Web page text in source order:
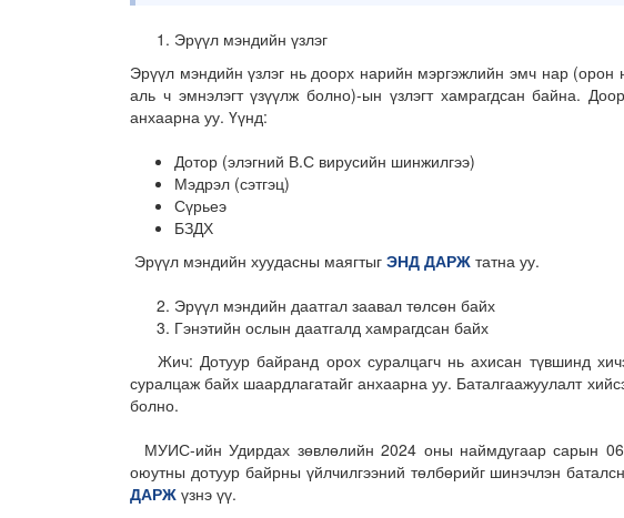
Эрүүл мэндийн үзлэг
Эрүүл мэндийн үзлэг нь доорх нарийн мэргэжлийн эмч нар (орон
аль ч эмнэлэгт үзүүлж болно)-ын үзлэгт хамрагдсан байна.
анхаарна уу. Үүнд:
Дотор (элэгний В.С вирусийн шинжилгээ)
Мэдрэл (сэтгэц)
Сүрьеэ
БЗДХ
Эрүүл мэндийн хуудасны маягтыг ЭНД ДАРЖ татна уу.
Эрүүл мэндийн даатгал заавал төлсөн байх
Гэнэтийн ослын даатгалд хамрагдсан байх
Жич: Дотуур байранд орох суралцагч нь ахисан түвшинд
суралцаж байх шаардлагатайг анхаарна уу. Баталгаажуулалт
болно.
МУИС-ийн Удирдах зөвлөлийн 2024 оны наймдугаар сарын
оюутны дотуур байрны үйлчилгээний төлбөрийг шинэчлэн
ДАРЖ үзнэ үү.